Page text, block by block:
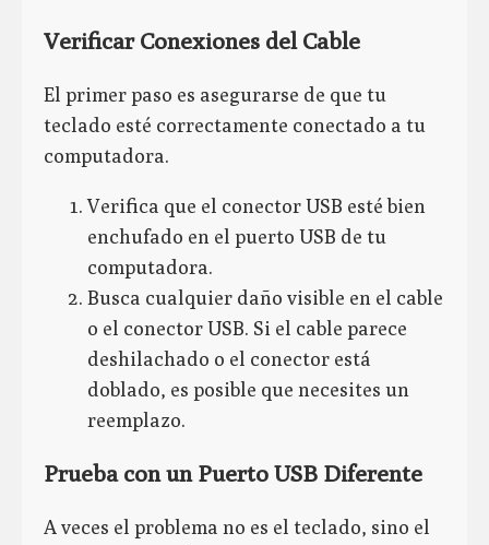
Verificar Conexiones del Cable
El primer paso es asegurarse de que tu
teclado esté correctamente conectado a tu
computadora.
Verifica que el conector USB esté bien
enchufado en el puerto USB de tu
computadora.
Busca cualquier daño visible en el cable
o el conector USB. Si el cable parece
deshilachado o el conector está
doblado, es posible que necesites un
reemplazo.
Prueba con un Puerto USB Diferente
A veces el problema no es el teclado, sino el